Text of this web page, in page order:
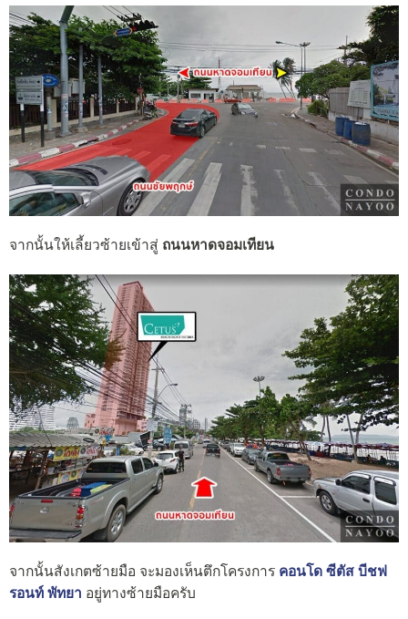
จากนั้นให้เลี้ยวซ้ายเข้าสู่ ถนนหาดจอมเทียน
จากนั้นสังเกตซ้ายมือ จะมองเห็นตึกโครงการ คอนโด ซีตัส บีชฟ
รอนท์ พัทยา อยู่ทางซ้ายมือครับ